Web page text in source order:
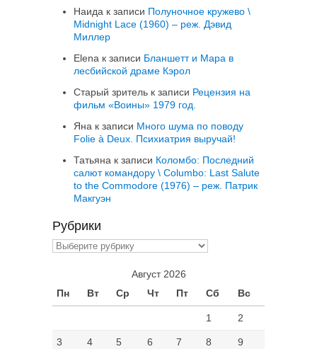
Наида к записи Полуночное кружево \
Midnight Lace (1960) – реж. Дэвид
Миллер
Elena к записи Бланшетт и Мара в
лесбийской драме Кэрол
Старый зритель к записи Рецензия на
фильм «Воины» 1979 год.
Яна к записи Много шума по поводу
Folie à Deux. Психиатрия выручай!
Татьяна к записи Коломбо: Последний
салют командору \ Columbo: Last Salute
to the Commodore (1976) – реж. Патрик
Макгуэн
Рубрики
Рубрики
Август 2026
Пн
Вт Ср Чт Пт Сб Вс
1 2
3 4 5 6 7 8 9